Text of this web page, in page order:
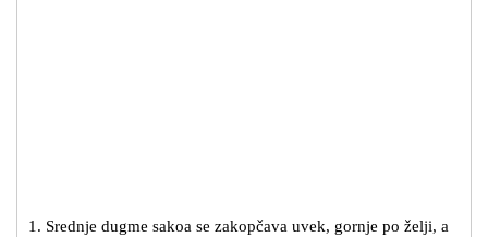
1. Srednje dugme sakoa se zakopčava uvek, gornje po želji, a